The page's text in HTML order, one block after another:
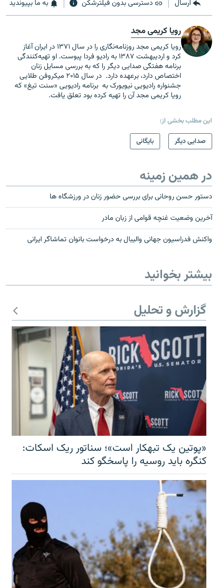
ارسال دسترسی بدون فیلترشکن به ما بپیوندید
رویا کریمی مجد
رویا کریمی مجد روزنامه‌نگاری را در سال ۱۳۷۱ در ایران آغاز
کرد و اردیبهشت ۱۳۸۷ به رادیو فردا پبوست. او تهیه‌کنندگی
برنامه هفتگی صدایی دیگر را که به بررسی مسایل زنان
اختصاص دارد، برعهده دارد. در سال ۲۰۱۵ میکروفن طلایی
جشنواره رادیویی نیویورک به برنامه رادیویی «سنت تیغ» که
رویا کریمی مجد آن را تهیه کرده بود تعلق یافت.
این مطلب بخشی از:
صدایی دیگر
بایگانی
در همین زمینه
دستور حسن روحانی برای بررسی حضور زنان در ورزشگاه ها
آخرین وضعیت غنچه قوامی از زبان مادر
واکنش فدراسیون جهانی والیبال به درخواست بانوان تماشاگر ایرانی
بیشتر بخوانید
گزارش و تحلیل
«پوتین یک تبهکار است»؛ سناتور ریک اسکات:
کنگره باید روسیه را پاسخگو کند